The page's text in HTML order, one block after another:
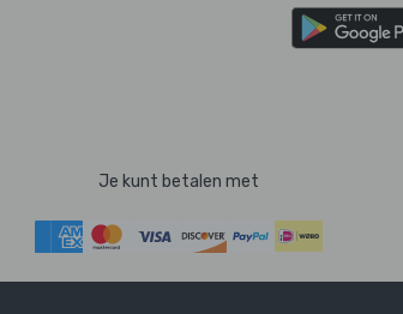
Je kunt betalen met